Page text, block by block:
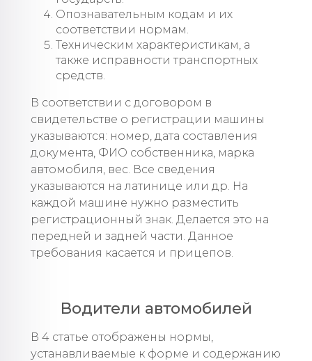
Опознавательным кодам и их
соответствии нормам.
Техническим характеристикам, а
также исправности транспортных
средств.
В соответствии с договором в
свидетельстве о регистрации машины
указываются: номер, дата составления
документа, ФИО собственника, марка
автомобиля, вес. Все сведения
указываются на латинице или др. На
каждой машине нужно разместить
регистрационный знак. Делается это на
передней и задней части. Данное
требования касается и прицепов.
Водители автомобилей
В 4 статье отображены нормы,
устанавливаемые к форме и содержанию